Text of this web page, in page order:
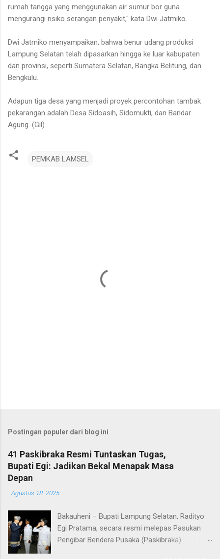
rumah tangga yang menggunakan air sumur bor guna
mengurangi risiko serangan penyakit," kata Dwi Jatmiko.
Dwi Jatmiko menyampaikan, bahwa benur udang produksi
Lampung Selatan telah dipasarkan hingga ke luar kabupaten
dan provinsi, seperti Sumatera Selatan, Bangka Belitung, dan
Bengkulu.
Adapun tiga desa yang menjadi proyek percontohan tambak
pekarangan adalah Desa Sidoasih, Sidomukti, dan Bandar
Agung. (Gil)
PEMKAB LAMSEL
Postingan populer dari blog ini
41 Paskibraka Resmi Tuntaskan Tugas,
Bupati Egi: Jadikan Bekal Menapak Masa
Depan
-Agustus 18, 2025
Bakauheni – Bupati Lampung Selatan, Radityo
Egi Pratama, secara resmi melepas Pasukan
Pengibar Bendera Pusaka (Paskibraka)